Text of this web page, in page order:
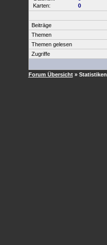
Karten:
0
Beiträge
Themen
Themen gelesen
Zugriffe
Forum Übersicht» Statistiken